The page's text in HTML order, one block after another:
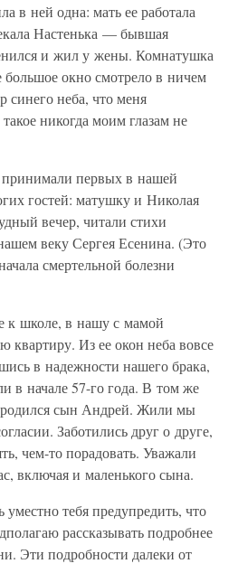
в ней одна: мать ее работала
Настенька — бывшая
и жил у жены. Комнатушка
большое окно смотрело в ничем
синего неба, что меня
никогда моим глазам не
первых в нашей
гостей: матушку и Николая
вечер, читали стихи
веку Сергея Есенина. (Это
смертельной болезни
к школе, в нашу с мамой
квартиру. Из ее окон неба вовсе
в надежности нашего брака,
в начале 57-го года. В том же
родился сын Андрей. Жили мы
Заботились друг о друге,
чем-то порадовать. Уважали
включая и маленького сына.
уместно тебя предупредить, что
рассказывать подробнее
Эти подробности далеки от